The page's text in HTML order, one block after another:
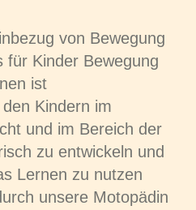
von Bewegung
für Kinder Bewegung
ist
Kindern im
und im Bereich der
zu entwickeln und
Lernen zu nutzen
unsere Motopädin